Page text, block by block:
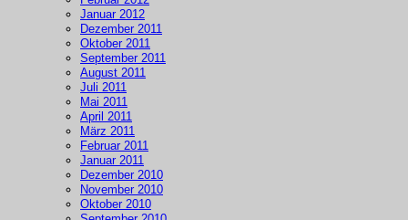
Januar 2012
Dezember 2011
Oktober 2011
September 2011
August 2011
Juli 2011
Mai 2011
April 2011
März 2011
Februar 2011
Januar 2011
Dezember 2010
November 2010
Oktober 2010